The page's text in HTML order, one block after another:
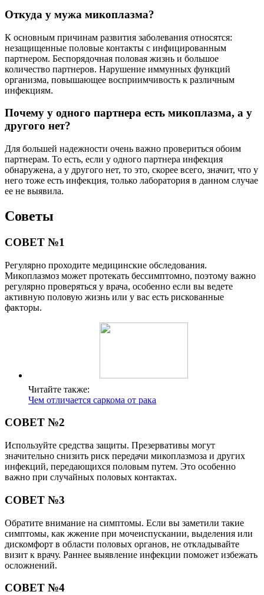
Откуда у мужа микоплазма?
К основным причинам развития заболевания относятся:
незащищенные половые контакты с инфицированным
партнером. Беспорядочная половая жизнь и большое
количество партнеров. Нарушение иммунных функций
организма, повышающее восприимчивость к различным
инфекциям.
Почему у одного партнера есть микоплазма, а у
другого нет?
Для большей надежности очень важно провериться обоим
партнерам. То есть, если у одного партнера инфекция
обнаружена, а у другого нет, то это, скорее всего, значит, что у
него тоже есть инфекция, только лаборатория в данном случае
ее не выявила.
Советы
СОВЕТ №1
Регулярно проходите медицинские обследования.
Микоплазмоз может протекать бессимптомно, поэтому важно
регулярно проверяться у врача, особенно если вы ведете
активную половую жизнь или у вас есть рискованные
факторы.
Читайте также:
Чем отличается саркома от рака
СОВЕТ №2
Используйте средства защиты. Презервативы могут
значительно снизить риск передачи микоплазмоза и других
инфекций, передающихся половым путем. Это особенно
важно при случайных половых контактах.
СОВЕТ №3
Обратите внимание на симптомы. Если вы заметили такие
симптомы, как жжение при мочеиспускании, выделения или
дискомфорт в области половых органов, не откладывайте
визит к врачу. Раннее выявление инфекции поможет избежать
осложнений.
СОВЕТ №4